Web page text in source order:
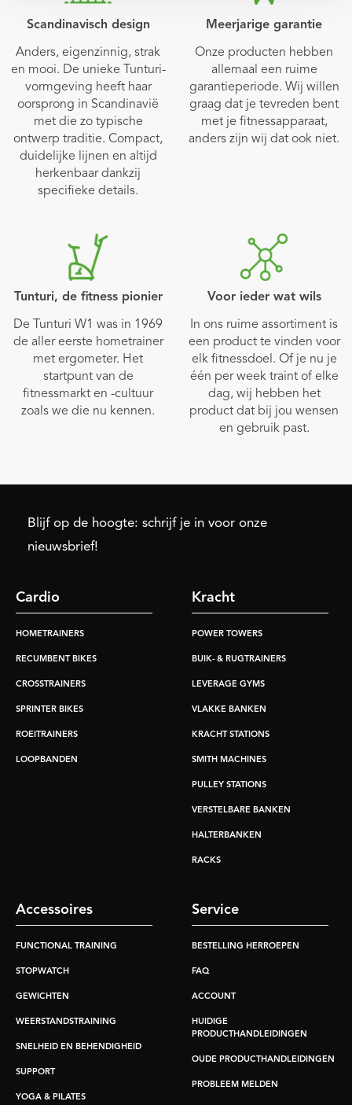
Scandinavisch design
Anders, eigenzinnig, strak
en mooi. De unieke Tunturi-
vormgeving heeft haar
oorsprong in Scandinavië
met die zo typische
ontwerp traditie. Compact,
duidelijke lijnen en altijd
herkenbaar dankzij
specifieke details.
Meerjarige garantie
Onze producten hebben
allemaal een ruime
garantieperiode. Wij willen
graag dat je tevreden bent
met je fitnessapparaat,
anders zijn wij dat ook niet.
Tunturi, de fitness pionier
De Tunturi W1 was in 1969
de aller eerste hometrainer
met ergometer. Het
startpunt van de
fitnessmarkt en -cultuur
zoals we die nu kennen.
Voor ieder wat wils
In ons ruime assortiment is
een product te vinden voor
elk fitnessdoel. Of je nu je
één per week traint of elke
dag, wij hebben het
product dat bij jou wensen
en gebruik past.
Blijf op de hoogte: schrijf je in voor onze
nieuwsbrief!
Cardio
HOMETRAINERS
RECUMBENT BIKES
CROSSTRAINERS
SPRINTER BIKES
ROEITRAINERS
LOOPBANDEN
Kracht
POWER TOWERS
BUIK- & RUGTRAINERS
LEVERAGE GYMS
VLAKKE BANKEN
KRACHT STATIONS
SMITH MACHINES
PULLEY STATIONS
VERSTELBARE BANKEN
HALTERBANKEN
RACKS
Accessoires
FUNCTIONAL TRAINING
STOPWATCH
GEWICHTEN
WEERSTANDSTRAINING
SNELHEID EN BEHENDIGHEID
SUPPORT
YOGA & PILATES
Service
BESTELLING HERROEPEN
FAQ
ACCOUNT
HUIDIGE
PRODUCTHANDLEIDINGEN
OUDE PRODUCTHANDLEIDINGEN
PROBLEEM MELDEN